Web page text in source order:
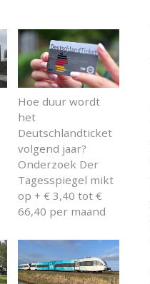
Hoe duur wordt
het
Deutschlandticket
volgend jaar?
Onderzoek Der
Tagesspiegel mikt
op + € 3,40 tot €
66,40 per maand